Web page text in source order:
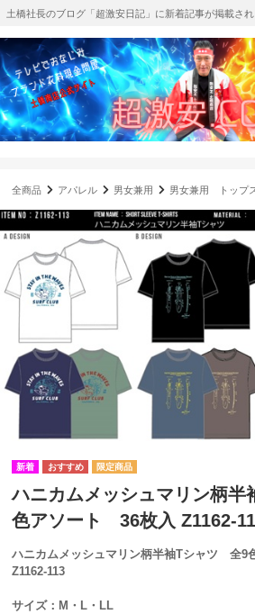
土橋社長のブログ「超激安日記」に新着記事が掲載さ
全商品 アパレル 男女兼用 男女兼用 トップ
ハニカムメッシュマリン柄
色アソート 36枚入 Z1162-
ハニカムメッシュマリン柄半袖Tシャツ 全9
Z1162-113
サイズ：M・L・LL